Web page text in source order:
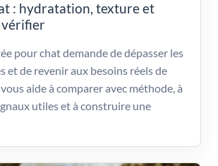
: hydratation, texture et
vérifier
pour chat demande de dépasser les
et de revenir aux besoins réels de
aide à comparer avec méthode, à
utiles et à construire une